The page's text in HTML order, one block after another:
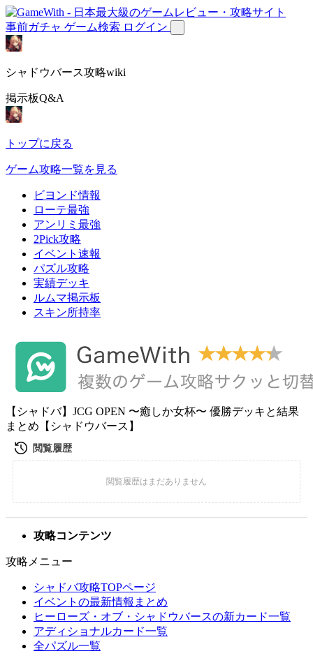
事前ガチャ ゲーム検索 ログイン
シャドウバース攻略wiki
掲示板Q&A
トップに戻る
ゲーム攻略一覧を見る
ビヨンド情報
ローテ最強
アンリミ最強
2Pick攻略
イベント速報
パズル攻略
実績デッキ
ルムマ掲示板
スキン所持率
【シャドバ】JCG OPEN 〜癒しか女杯〜 優勝デッキと結果
まとめ【シャドウバース】
攻略コンテンツ
攻略メニュー
シャドバ攻略TOPページ
イベントの最新情報まとめ
ヒーローズ・オブ・シャドウバースの新カード一覧
アディショナルカード一覧
全パズル一覧